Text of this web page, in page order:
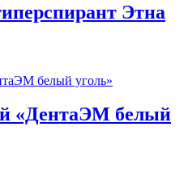
Этна
«ДентаЭМ белый